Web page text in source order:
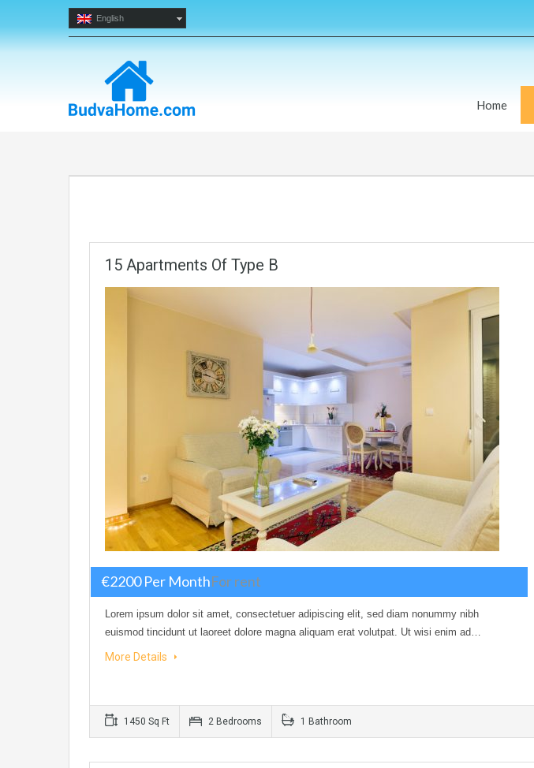
English
Home
15 Apartments Of Type B
€2200 Per MonthFor rent
Lorem ipsum dolor sit amet, consectetuer adipiscing elit, sed diam nonummy nibh
euismod tincidunt ut laoreet dolore magna aliquam erat volutpat. Ut wisi enim ad…
More Details
1450 Sq Ft 2 Bedrooms 1 Bathroom